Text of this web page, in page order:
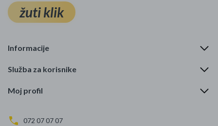
žuti klik
Informacije
Služba za korisnike
Moj profil
072 07 07 07